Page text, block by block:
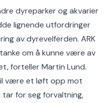
dyreparker og akvarier
lignende utfordringer
av dyrevelferden. ARK
om å kunne være av
forteller Martin Lund.
være et løft opp mot
for seg forvaltning,